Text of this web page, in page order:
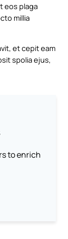
eos plaga
millia
et cepit eam
spolia ejus,
to enrich